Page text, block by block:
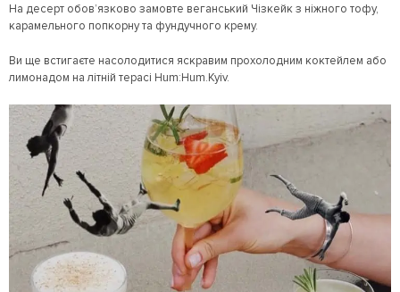
На десерт обов’язково замовте веганський Чізкейк з ніжного тофу,
карамельного попкорну та фундучного крему.
Ви ще встигаєте насолодитися яскравим прохолодним коктейлем або
лимонадом на літній терасі Hum:Hum.Kyiv.